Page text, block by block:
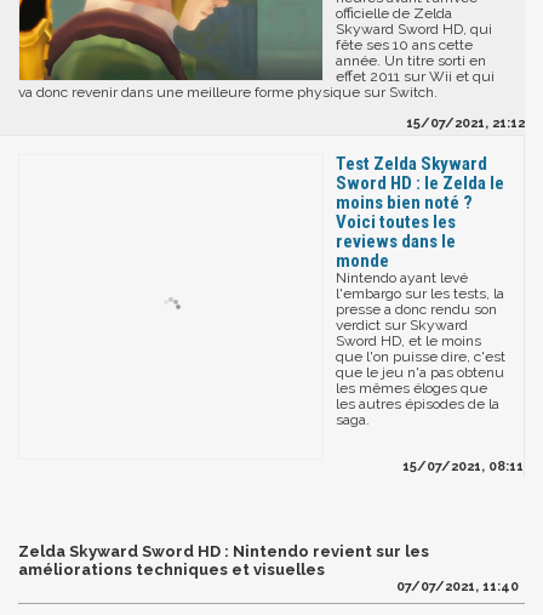
officielle de Zelda
Skyward Sword HD, qui
fête ses 10 ans cette
année. Un titre sorti en
effet 2011 sur Wii et qui
va donc revenir dans une meilleure forme physique sur Switch.
15/07/2021, 21:12
Test Zelda Skyward
Sword HD : le Zelda le
moins bien noté ?
Voici toutes les
reviews dans le
monde
Nintendo ayant levé
l'embargo sur les tests, la
presse a donc rendu son
verdict sur Skyward
Sword HD, et le moins
que l'on puisse dire, c'est
que le jeu n'a pas obtenu
les mêmes éloges que
les autres épisodes de la
saga.
15/07/2021, 08:11
Zelda Skyward Sword HD : Nintendo revient sur les
améliorations techniques et visuelles
07/07/2021, 11:40